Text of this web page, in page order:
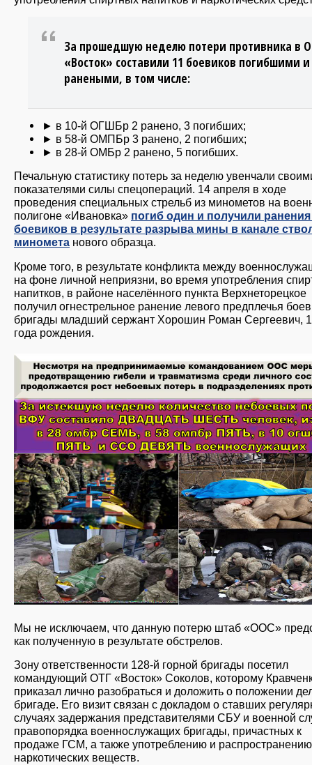
За прошедшую неделю потери противника в
«Восток» составили 11 боевиков погибшими и
ранеными, в том числе:
► в 10-й ОГШБр 2 ранено, 3 погибших;
► в 58-й ОМПБр 3 ранено, 2 погибших;
► в 28-й ОМБр 2 ранено, 5 погибших.
Печальную статистику потерь за неделю увенчали
показателями силы спецопераций. 14 апреля в ходе
проведения специальных стрельб из минометов на
полигоне «Ивановка» погиб один и получили ранения
боевиков в результате разрыва мины в канале
миномета нового образца.
Кроме того, в результате конфликта между
на фоне личной неприязни, во время употребления
напитков, в районе населённого пункта Верхнеторецкое
получил огнестрельное ранение левого предплечья
бригады младший сержант Хорошин Роман Сергеевич,
года рождения.
Мы не исключаем, что данную потерю штаб «ООС»
как полученную в результате обстрелов.
Зону ответственности 128-й горной бригады посетил
командующий ОТГ «Восток» Соколов, которому
приказал лично разобраться и доложить о положении
бригаде. Его визит связан с докладом о ставших
случаях задержания представителями СБУ и военной
правопорядка военнослужащих бригады, причастных к
продаже ГСМ, а также употреблению и распространению
наркотических веществ.